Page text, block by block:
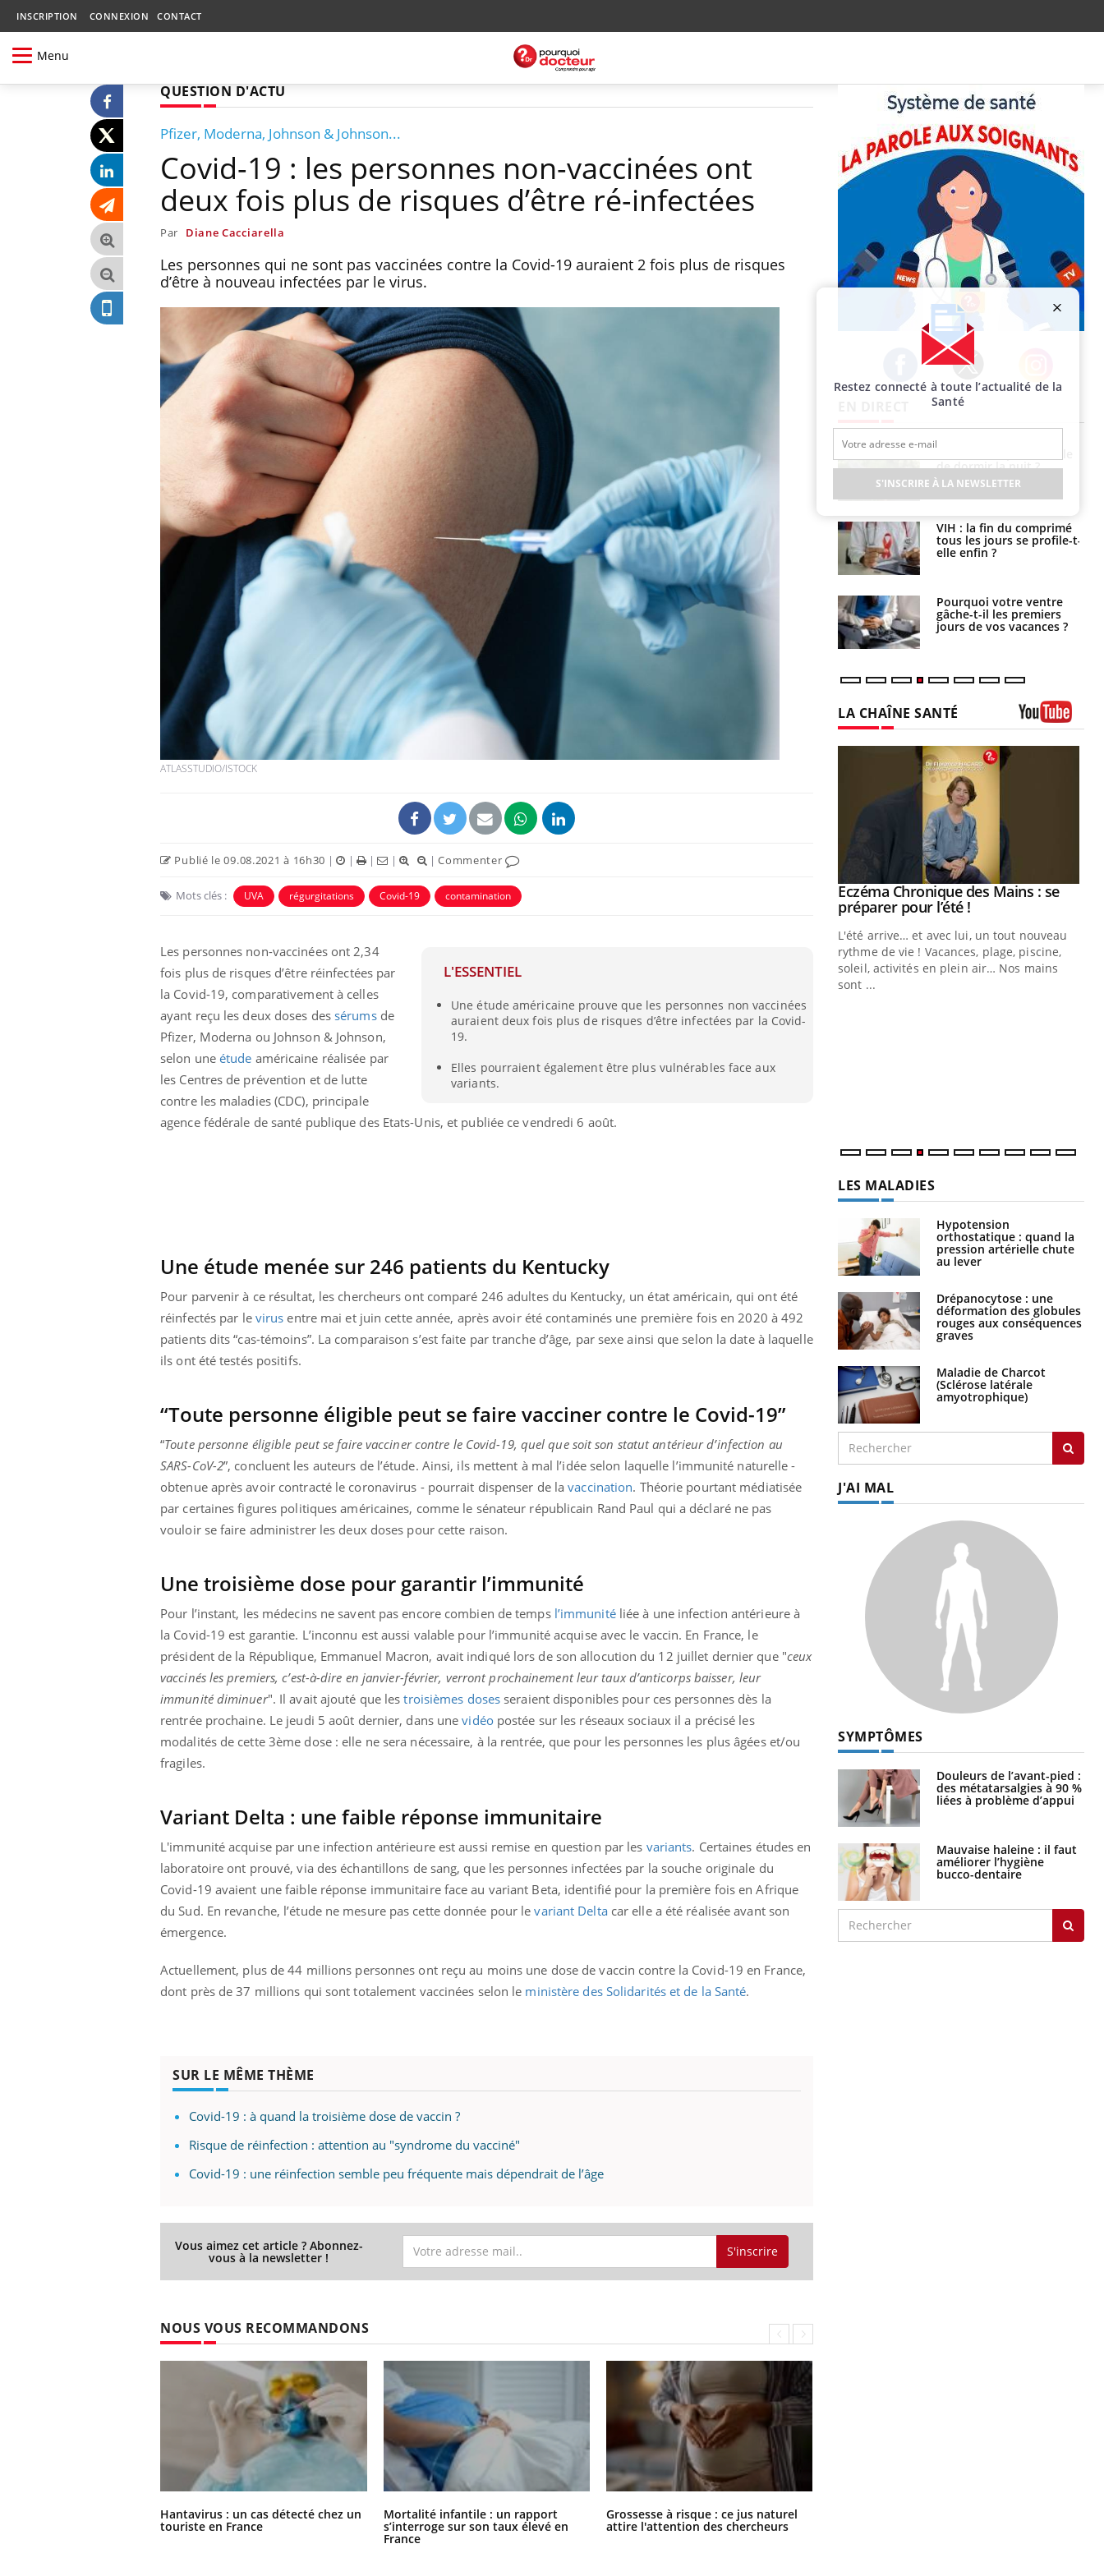
INSCRIPTION CONNEXION CONTACT
Menu
QUESTION D'ACTU
Pfizer, Moderna, Johnson & Johnson...
Covid-19 : les personnes non-vaccinées ont
deux fois plus de risques d’être ré-infectées
Par Diane Cacciarella
Les personnes qui ne sont pas vaccinées contre la Covid-19 auraient 2 fois plus de risques
d’être à nouveau infectées par le virus.
ATLASSTUDIO/ISTOCK
Publié le 09.08.2021 à 16h30 | | | | |Commenter
Mots clés : UVA régurgitations Covid-19 contamination
L'ESSENTIEL
Une étude américaine prouve que les personnes non vaccinées
auraient deux fois plus de risques d’être infectées par la Covid-
19.
Elles pourraient également être plus vulnérables face aux
variants.
Les personnes non-vaccinées ont 2,34
fois plus de risques d’être réinfectées par
la Covid-19, comparativement à celles
ayant reçu les deux doses des sérumsde
Pfizer, Moderna ou Johnson & Johnson,
selon une étude américaine réalisée par
les Centres de prévention et de lutte
contre les maladies (CDC), principale
agence fédérale de santé publique des Etats-Unis, et publiée ce vendredi 6 août.
Une étude menée sur 246 patients du Kentucky
Pour parvenir à ce résultat, les chercheurs ont comparé 246 adultes du Kentucky, un état américain, qui ont été
réinfectés par le virus entre mai et juin cette année, après avoir été contaminés une première fois en 2020 à 492
patients dits “cas-témoins”. La comparaison s’est faite par tranche d’âge, par sexe ainsi que selon la date à laquelle
ils ont été testés positifs.
“Toute personne éligible peut se faire vacciner contre le Covid-19”
“Toute personne éligible peut se faire vacciner contre le Covid-19, quel que soit son statut antérieur d’infection au
SARS-CoV-2”, concluent les auteurs de l’étude. Ainsi, ils mettent à mal l’idée selon laquelle l’immunité naturelle -
obtenue après avoir contracté le coronavirus - pourrait dispenser de lavaccination. Théorie pourtant médiatisée
par certaines figures politiques américaines, comme le sénateur républicain Rand Paul qui a déclaré ne pas
vouloir se faire administrer les deux doses pour cette raison.
Une troisième dose pour garantir l’immunité
Pour l’instant, les médecins ne savent pas encore combien de temps l’immunitéliée à une infection antérieure à
la Covid-19 est garantie. L’inconnu est aussi valable pour l’immunité acquise avec le vaccin. En France, le
président de la République, Emmanuel Macron, avait indiqué lors de son allocution du 12 juillet dernier que"ceux
vaccinés les premiers, c’est-à-dire en janvier-février, verront prochainement leur taux d’anticorps baisser, leur
immunité diminuer". Il avait ajouté que lestroisièmes doses seraient disponibles pour ces personnes dès la
rentrée prochaine. Le jeudi 5 août dernier, dans unevidéopostée sur les réseaux sociaux il a précisé les
modalités de cette 3ème dose : elle ne sera nécessaire, à la rentrée, que pour les personnes les plus âgées et/ou
fragiles.
Variant Delta : une faible réponse immunitaire
L'immunité acquise par une infection antérieure est aussi remise en question par les variants. Certaines études en
laboratoire ont prouvé,via des échantillons de sang, que les personnes infectées par la souche originale du
Covid-19 avaient une faible réponse immunitaire face au variant Beta, identifié pour la première fois en Afrique
du Sud. En revanche, l’étude ne mesure pas cette donnée pour levariant Deltacar elle a été réalisée avant son
émergence.
Actuellement, plus de 44 millions personnes ont reçu au moins une dose de vaccin contre la Covid-19 en France,
dont près de 37 millions qui sont totalement vaccinées selon le ministère des Solidarités et de la Santé.
SUR LE MÊME THÈME
Covid-19 : à quand la troisième dose de vaccin ?
Risque de réinfection : attention au "syndrome du vacciné"
Covid-19 : une réinfection semble peu fréquente mais dépendrait de l’âge
Vous aimez cet article ? Abonnez-
vous à la newsletter ! S'inscrire
NOUS VOUS RECOMMANDONS
Hantavirus : un cas détecté chez un
touriste en France
Mortalité infantile : un rapport
s’interroge sur son taux élevé en
France
Grossesse à risque : ce jus naturel
attire l'attention des chercheurs
Facebook Twitter Instagram
Hantavirus : un cas
détecté chez un touriste
en France
Mortalité infantile : un
rapport s’interroge sur
son taux élevé en France
Grossesse à risque : ce jus
naturel attire l'attention
des chercheurs
Toujours connectés :
comment le travail
empiète de plus en plus
sur nos soirées
Cancer colorectal : une
stratégie simple aurait
changé la donne au Pays
basque
Chikungunya, dengue,
West Nile : que se passe-
t-il dans le sud de la
France ?
Les médicaments GLP-1
protègent-ils aussi les os
?
Cytomégalovirus : ce qui
change dans la prise en
de dormir la nuit ?
VIH : la fin du comprimé
tous les jours se profile-t-
elle enfin ?
Pourquoi votre ventre
gâche-t-il les premiers
jours de vos vacances ?
LA CHAÎNE SANTÉ
Eczéma Chronique des Mains :
expliquer ma maladieYoutube
d'autres non ! D'un côté, poser des
questions sur la maladie d'un proche c'est
Youtube
Carence en fer : comprendre pour
prévenirYoutube
même alopécie… Les symptômes de la
carence en fer sont multiples ce qui la rend
Youtube
Eczéma Chronique des Mains : se
préparer pour l’été !Youtube
L'été arrive… et avec lui, un tout nouveau
rythme de vie ! Vacances, plage, piscine,
soleil, activités en plein air… Nos mains
sont ...
LES MALADIES
Hypotension
orthostatique : quand la
pression artérielle chute
au lever
Drépanocytose : une
déformation des globules
rouges aux conséquences
graves
Maladie de Charcot
(Sclérose latérale
amyotrophique)
J'AI MAL
SYMPTÔMES
Douleurs de l’avant-pied :
des métatarsalgies à 90 %
liées à problème d’appui
Mauvaise haleine : il faut
améliorer l’hygiène
bucco-dentaire
Restez connecté à toute l’actualité de la
Santé
S'INSCRIRE À LA NEWSLETTER